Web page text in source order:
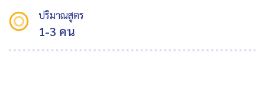
ปริมาณสูตร
1-3 คน